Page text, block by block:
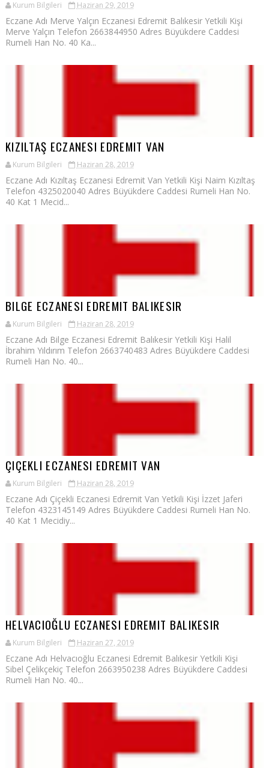
Kurum Bilgileri Haziran 29, 2019
Eczane Adı Merve Yalçın Eczanesi Edremit Balıkesir Yetkili Kişi
Merve Yalçın Telefon 2663844950 Adres Büyükdere Caddesi
Rumeli Han No. 40 Ka...
KIZILTAŞ ECZANESI EDREMIT VAN
Kurum Bilgileri Haziran 28, 2019
Eczane Adı Kızıltaş Eczanesi Edremit Van Yetkili Kişi Naim Kızıltaş
Telefon 4325020040 Adres Büyükdere Caddesi Rumeli Han No.
40 Kat 1 Mecid...
BILGE ECZANESI EDREMIT BALIKESIR
Kurum Bilgileri Haziran 28, 2019
Eczane Adı Bilge Eczanesi Edremit Balıkesir Yetkili Kişi Halil
İbrahim Yıldırım Telefon 2663740483 Adres Büyükdere Caddesi
Rumeli Han No. 40...
ÇIÇEKLI ECZANESI EDREMIT VAN
Kurum Bilgileri Haziran 28, 2019
Eczane Adı Çiçekli Eczanesi Edremit Van Yetkili Kişi İzzet Jaferi
Telefon 4323145149 Adres Büyükdere Caddesi Rumeli Han No.
40 Kat 1 Mecidiy...
HELVACIOĞLU ECZANESI EDREMIT BALIKESIR
Kurum Bilgileri Haziran 27, 2019
Eczane Adı Helvacıoğlu Eczanesi Edremit Balıkesir Yetkili Kişi
Sibel Çelikçekiç Telefon 2663950238 Adres Büyükdere Caddesi
Rumeli Han No. 40...